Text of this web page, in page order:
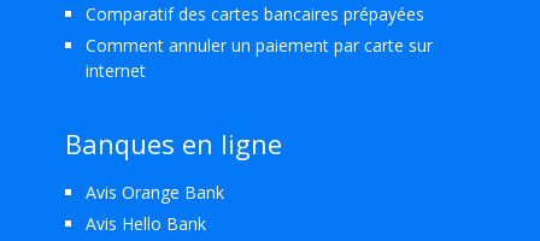
Comparatif des cartes bancaires prépayées
Comment annuler un paiement par carte sur
internet
Banques en ligne
Avis Orange Bank
Avis Hello Bank